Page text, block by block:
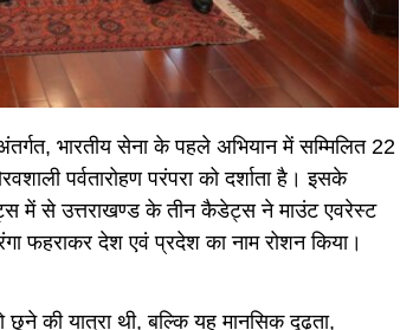
भारतीय सेना के पहले अभियान में सम्मिलित 22
पर्वतारोहण परंपरा को दर्शाता है। इसके
में से उत्तराखण्ड के तीन कैडेट्स ने माउंट एवरेस्ट
फहराकर देश एवं प्रदेश का नाम रोशन किया।
की यात्रा थी, बल्कि यह मानसिक दृढ़ता,